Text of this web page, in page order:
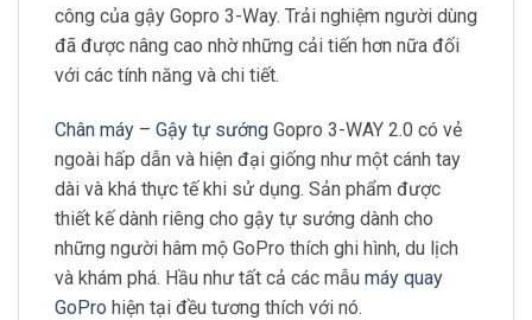
công của gậy Gopro 3-Way. Trải nghiệm người dùng
đã được nâng cao nhờ những cải tiến hơn nữa đối
với các tính năng và chi tiết.
Chân máy – Gậy tự sướng Gopro 3-WAY 2.0 có vẻ
ngoài hấp dẫn và hiện đại giống như một cánh tay
dài và khá thực tế khi sử dụng. Sản phẩm được
thiết kế dành riêng cho gậy tự sướng dành cho
những người hâm mộ GoPro thích ghi hình, du lịch
và khám phá. Hầu như tất cả các mẫu máy quay
GoPro hiện tại đều tương thích với nó.